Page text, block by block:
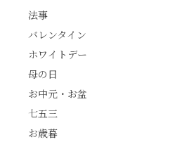
こごろ #勝持寺 #正法寺
#善峯寺 #あじさい #あ
じさい供養 #遊龍の松 #
清竹 #なかの邸 #小倉山
荘 #京都観光 #西京区 #
大原野
法事
バレンタイン
ホワイトデー
母の日
お中元・お盆
七五三
お歳暮